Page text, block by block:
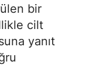
bir
cilt
yanıt